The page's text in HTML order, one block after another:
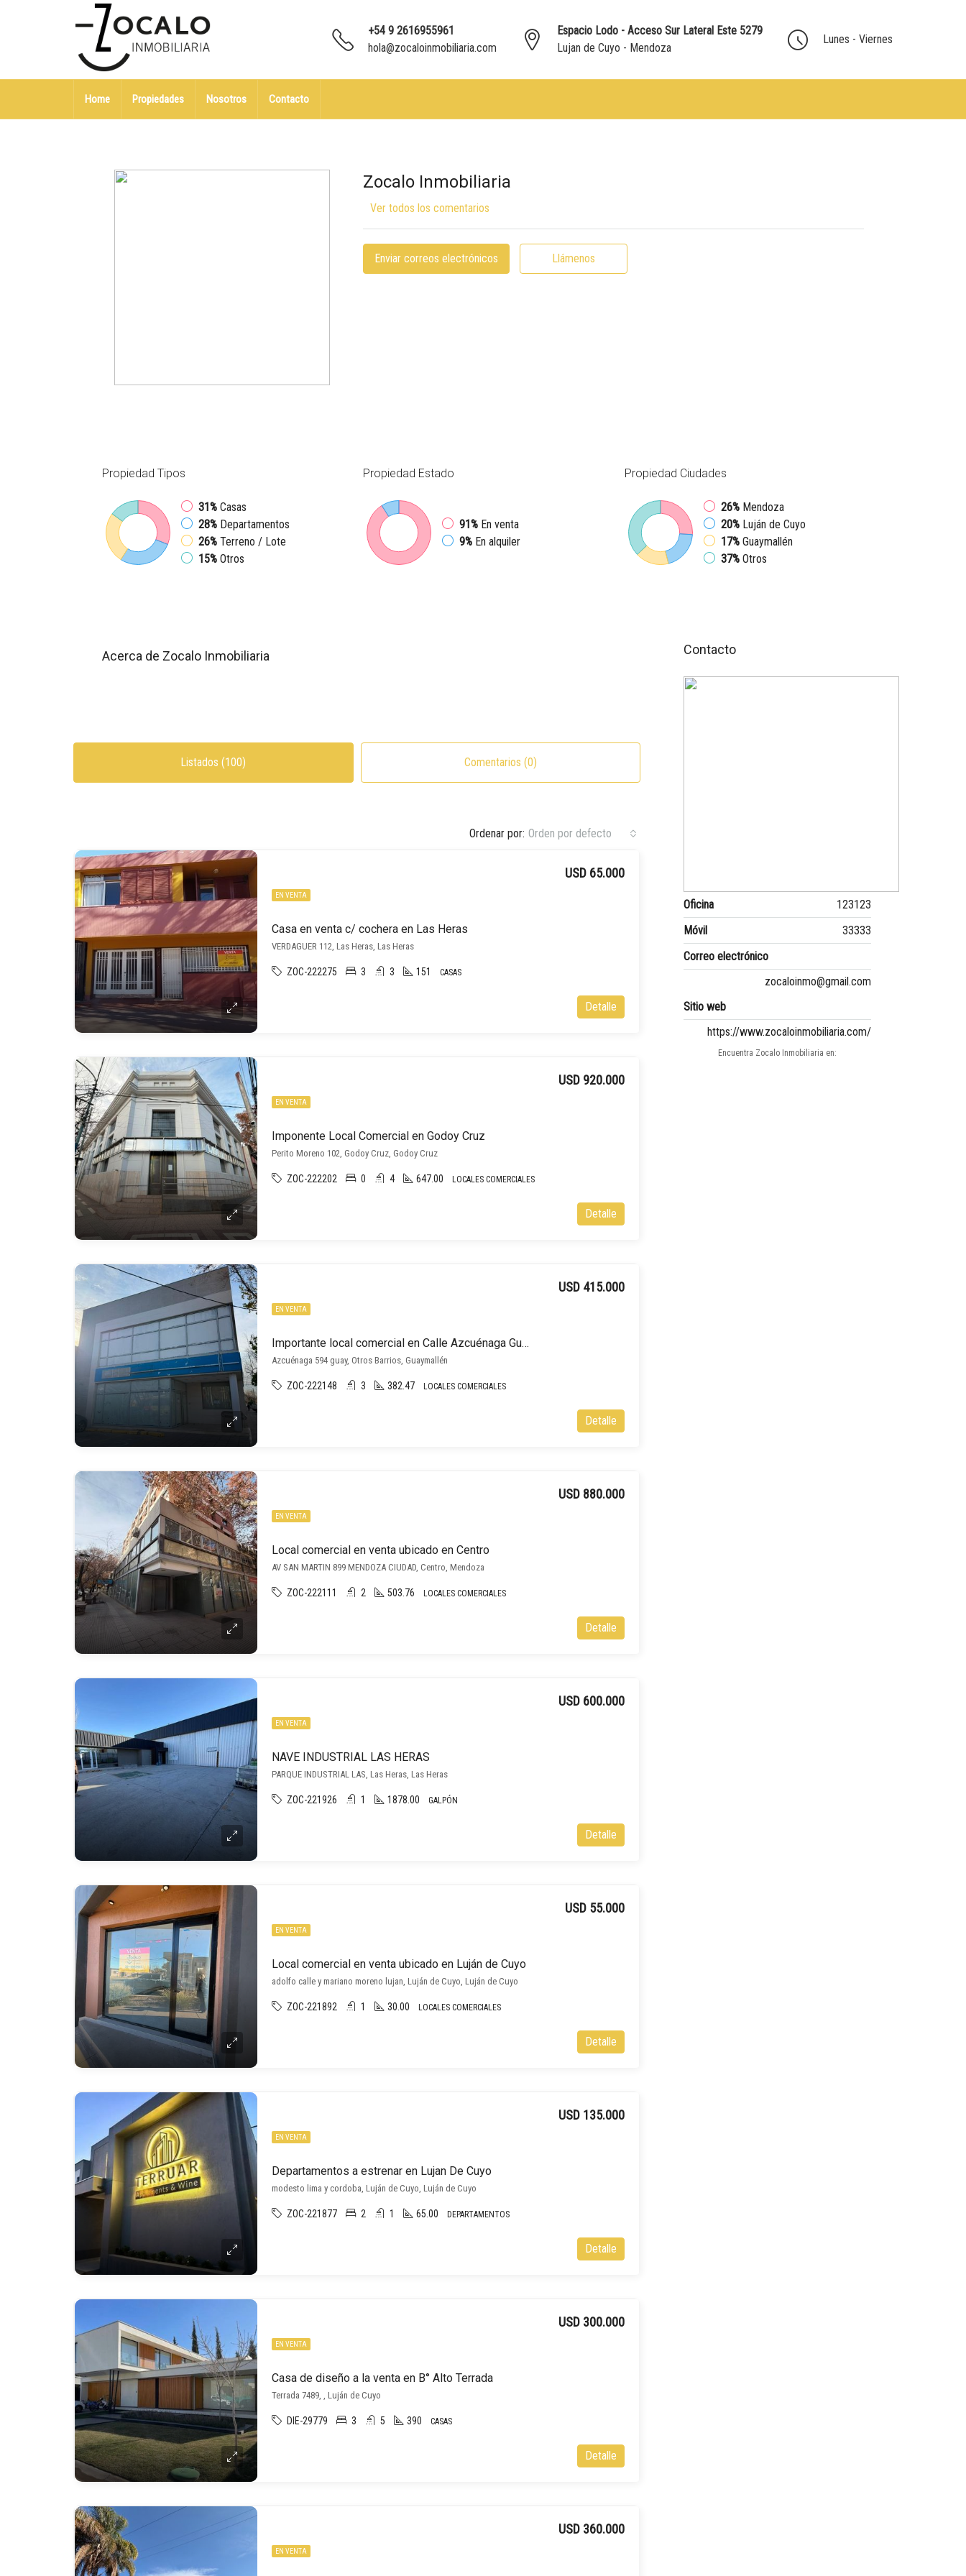
+54 9 2616955961
hola@zocaloinmobiliaria.com
Espacio Lodo - Acceso Sur Lateral Este 5279
Lujan de Cuyo - Mendoza
Lunes - Viernes
Home Propiedades Nosotros Contacto
Zocalo Inmobiliaria
Ver todos los comentarios
Enviar correos electrónicos Llámenos
Propiedad Tipos
31% Casas
28% Departamentos
26% Terreno / Lote
15% Otros
Propiedad Estado
91% En venta
9% En alquiler
Propiedad Ciudades
26% Mendoza
20% Luján de Cuyo
17% Guaymallén
37% Otros
Acerca de Zocalo Inmobiliaria
Listados (100) Comentarios (0)
Ordenar por: Orden por defecto
EN VENTA
Casa en venta c/ cochera en Las Heras
USD 65.000
VERDAGUER 112, Las Heras, Las Heras
ZOC-222275 3 3 151 CASAS
Detalle
EN VENTA
Imponente Local Comercial en Godoy Cruz
USD 920.000
Perito Moreno 102, Godoy Cruz, Godoy Cruz
ZOC-222202 0 4 647.00 LOCALES COMERCIALES
Detalle
EN VENTA
Importante local comercial en Calle Azcuénaga Guaymallén
USD 415.000
Azcuénaga 594 guay, Otros Barrios, Guaymallén
ZOC-222148 3 382.47 LOCALES COMERCIALES
Detalle
EN VENTA
Local comercial en venta ubicado en Centro
USD 880.000
AV SAN MARTIN 899 MENDOZA CIUDAD, Centro, Mendoza
ZOC-222111 2 503.76 LOCALES COMERCIALES
Detalle
EN VENTA
NAVE INDUSTRIAL LAS HERAS
USD 600.000
PARQUE INDUSTRIAL LAS, Las Heras, Las Heras
ZOC-221926 1 1878.00 GALPÓN
Detalle
EN VENTA
Local comercial en venta ubicado en Luján de Cuyo
USD 55.000
adolfo calle y mariano moreno lujan, Luján de Cuyo, Luján de Cuyo
ZOC-221892 1 30.00 LOCALES COMERCIALES
Detalle
EN VENTA
Departamentos a estrenar en Lujan De Cuyo
USD 135.000
modesto lima y cordoba, Luján de Cuyo, Luján de Cuyo
ZOC-221877 2 1 65.00 DEPARTAMENTOS
Detalle
EN VENTA
Casa de diseño a la venta en B° Alto Terrada
USD 300.000
Terrada 7489, , Luján de Cuyo
DIE-29779 3 5 390 CASAS
Detalle
EN VENTA
USD 360.000
Contacto
Oficina
123123
Móvil
33333
Correo electrónico
zocaloinmo@gmail.com
Sitio web
https://www.zocaloinmobiliaria.com/
Encuentra Zocalo Inmobiliaria en: